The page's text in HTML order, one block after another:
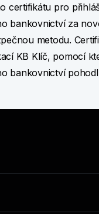
certifikátu pro
bankovnictví za
metodu.
KB Klíč, pomocí
bankovnictví